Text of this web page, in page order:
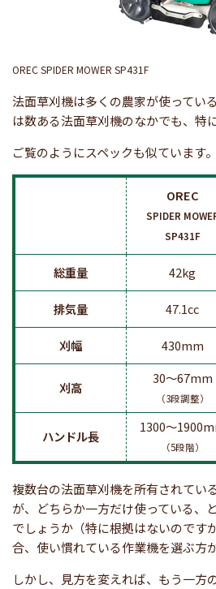
OREC SPIDER MOWER SP431F
法面草刈機は多くの農家が使ってい
は数ある法面草刈機のなかでも、特
ご覧のようにスペックも似ています。
OREC
SPIDER
SP431F
総重量 42kg
排気量 47.1cc
刈幅 430mm
刈高
30〜67mm
（3段調整）
ハンドル長
1300〜
（5段階）
複数台の法面草刈機を所有されてい
が、どちらか一方だけ使っている、
でしょうか（特に根拠はないので
合、使い慣れている作業機を選ぶ方
しかし、見方を変えれば、もう一方